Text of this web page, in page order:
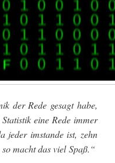
der Rede gesagt habe,
eine Rede immer
jeder imstan­de ist, zehn
macht das viel Spaß.“